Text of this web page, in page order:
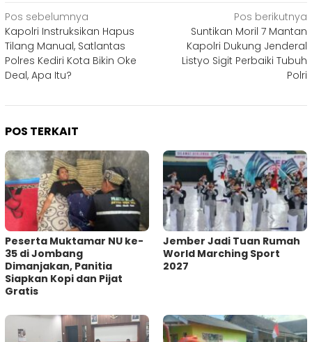
Navigasi
pos
Pos sebelumnya
Kapolri Instruksikan Hapus
Tilang Manual, Satlantas
Polres Kediri Kota Bikin Oke
Deal, Apa Itu?
Pos berikutnya
Suntikan Moril 7 Mantan
Kapolri Dukung Jenderal
Listyo Sigit Perbaiki Tubuh
Polri
POS TERKAIT
Peserta Muktamar NU ke-
35 di Jombang
Dimanjakan, Panitia
Siapkan Kopi dan Pijat
Gratis
Jember Jadi Tuan Rumah
World Marching Sport
2027